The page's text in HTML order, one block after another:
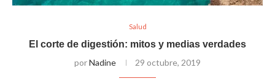
Salud
El corte de digestión: mitos y medias verdades
porNadine 29 octubre, 2019